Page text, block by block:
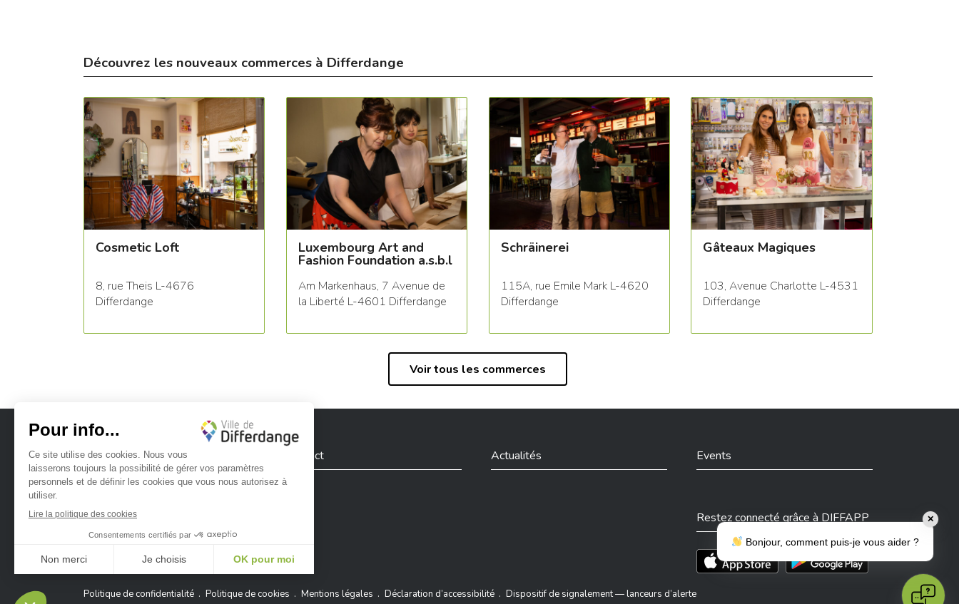
Découvrez les nouveaux commerces à Differdange
Cosmetic Loft
8, rue Theis L-4676
Differdange
Luxembourg Art and
Fashion Foundation a.s.b.l
Am Markenhaus, 7 Avenue de
la Liberté L-4601 Differdange
Schräinerei
115A, rue Emile Mark L-4620
Differdange
Gâteaux Magiques
103, Avenue Charlotte L-4531
Differdange
Voir tous les commerces
Ville de Differdange sur Facebook
Ville de Differdange sur Instagram
Ville de Differdange sur YouTube
Contact Actualités Events
Restez connecté grâce à DIFFAPP
Téléchargez l'app sur l'App StoreTéléchargez l'app sur Play Store
Politique de confidentialité Politique de cookies Mentions légales Déclaration d’accessibilité Dispositif de signalement — lanceurs d’alerte
✕
Bonjour, comment puis-je vous aider ?